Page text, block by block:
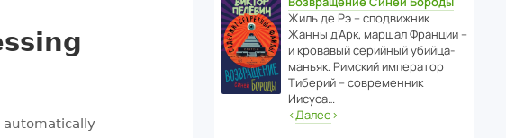
Жиль де Рэ – спод­ви­жник
Жанны д’Арк, маршал Франции –
и кровавый серийный убийца-
маньяк. Римский импе­ратор
Тиберий – совре­менник
Иисуса…
‹Далее›